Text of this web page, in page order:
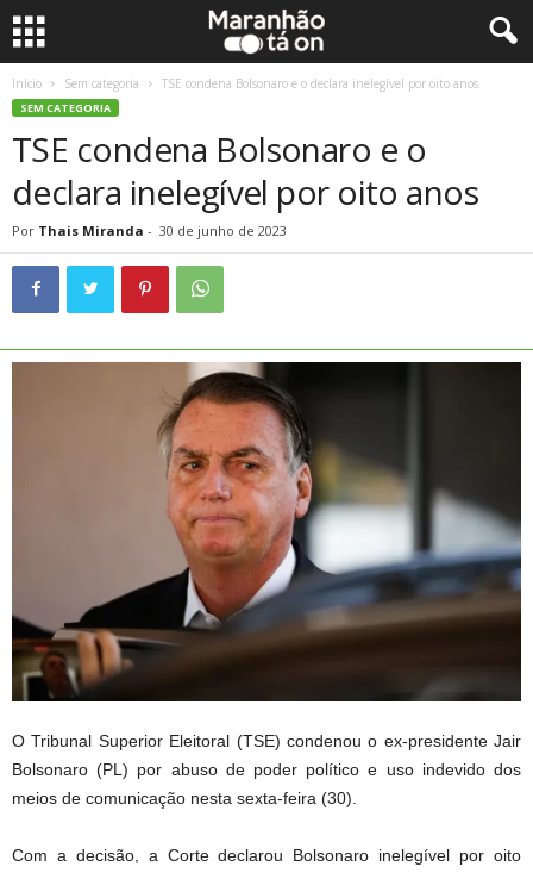
Início Sem categoria TSE condena Bolsonaro e o declara inelegível por oito anos
SEM CATEGORIA
TSE condena Bolsonaro e o
declara inelegível por oito anos
Por Thais Miranda - 30 de junho de 2023
O Tribunal Superior Eleitoral (TSE) condenou o ex-presidente Jair
Bolsonaro (PL) por abuso de poder político e uso indevido dos
meios de comunicação nesta sexta-feira (30).
Com a decisão, a Corte declarou Bolsonaro inelegível por oito